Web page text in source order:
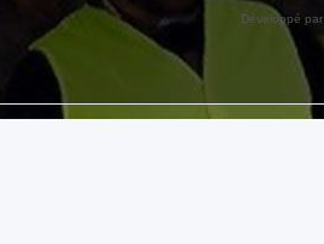
Développé par